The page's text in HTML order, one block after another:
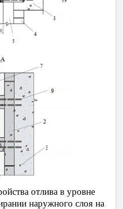
отлива в уровне
наружного слоя на